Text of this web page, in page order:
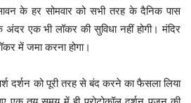
के हर सोमवार को सभी तरह के दैनिक पास
एक भी लॉकर की सुविधा नहीं होगी। मंदिर
में जमा करना होगा।
दर्शन को पूरी तरह से बंद करने का फैसला लिया